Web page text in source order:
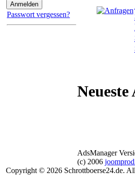
Passwort vergessen?
Neueste
AdsManager
(c) 2006
Copyright © 2026 Schrottboerse24.de.